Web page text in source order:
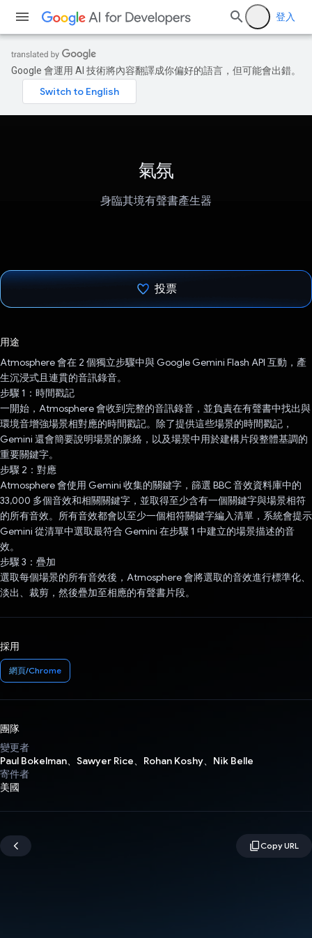
登入
Google 會運用 AI 技術將內容翻譯成你偏好的語言，但可能會出錯。
氣氛
身臨其境有聲書產生器
投票
用途
Atmosphere 會在 2 個獨立步驟中與 Google Gemini Flash API 互動，產
生沉浸式且連貫的音訊錄音。
步驟 1：時間戳記
一開始，Atmosphere 會收到完整的音訊錄音，並負責在有聲書中找出與
環境音增強場景相對應的時間戳記。除了提供這些場景的時間戳記，
Gemini 還會簡要說明場景的脈絡，以及場景中用於建構片段整體基調的
重要關鍵字。
步驟 2：對應
Atmosphere 會使用 Gemini 收集的關鍵字，篩選 BBC 音效資料庫中的
33,000 多個音效和相關關鍵字，並取得至少含有一個關鍵字與場景相符
的所有音效。所有音效都會以至少一個相符關鍵字編入清單，系統會提示
Gemini 從清單中選取最符合 Gemini 在步驟 1 中建立的場景描述的音
效。
步驟 3：疊加
選取每個場景的所有音效後，Atmosphere 會將選取的音效進行標準化、
淡出、裁剪，然後疊加至相應的有聲書片段。
採用
網頁/Chrome
團隊
變更者
Paul Bokelman、Sawyer Rice、Rohan Koshy、Nik Belle
寄件者
美國